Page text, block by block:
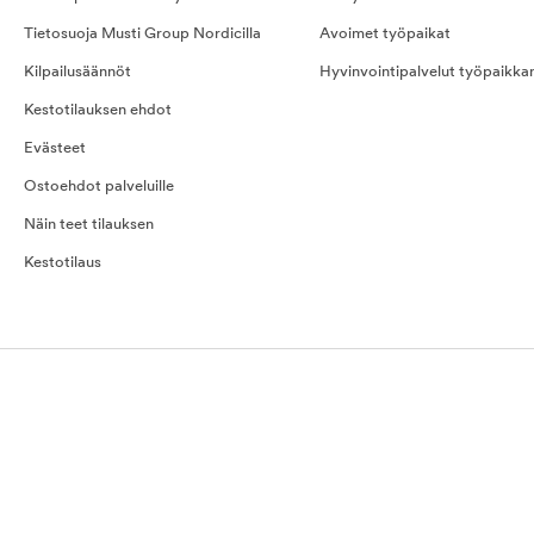
Tietosuoja Musti Group Nordicilla
Kilpailusäännöt
Kestotilauksen ehdot
Evästeet
Ostoehdot palveluille
Näin teet tilauksen
Kestotilaus
Avoimet työpaikat
Hyvinvointipalvelut